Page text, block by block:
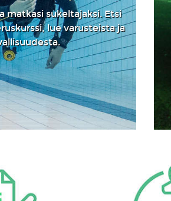
matkasi sukeltajaksi. Etsi
lue varusteista ja